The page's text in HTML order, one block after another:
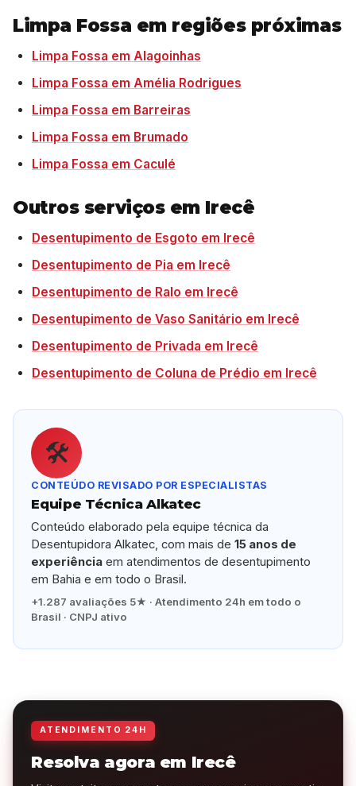
Limpa Fossa em regiões próximas
Limpa Fossa em Alagoinhas
Limpa Fossa em Amélia Rodrigues
Limpa Fossa em Barreiras
Limpa Fossa em Brumado
Limpa Fossa em Caculé
Outros serviços em Irecê
Desentupimento de Esgoto em Irecê
Desentupimento de Pia em Irecê
Desentupimento de Ralo em Irecê
Desentupimento de Vaso Sanitário em Irecê
Desentupimento de Privada em Irecê
Desentupimento de Coluna de Prédio em Irecê
🛠️
CONTEÚDO REVISADO POR ESPECIALISTAS
Equipe Técnica Alkatec
Conteúdo elaborado pela equipe técnica da
Desentupidora Alkatec, com mais de15 anos de
experiência em atendimentos de desentupimento
em Bahia e em todo o Brasil.
+1.287 avaliações 5★ · Atendimento 24h em todo o
Brasil · CNPJ ativo
ATENDIMENTO 24H
Resolva agora em Irecê